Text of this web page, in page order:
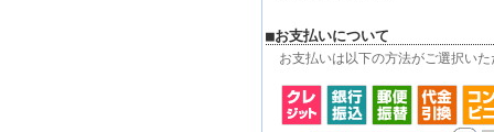
■お支払いについて
お支払いは以下の方法がご選択い